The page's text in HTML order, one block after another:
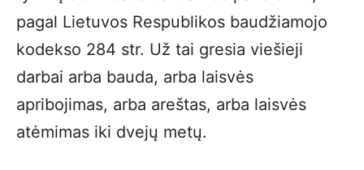
pagal Lietuvos Respublikos baudžiamojo
kodekso 284 str. Už tai gresia viešieji
darbai arba bauda, arba laisvės
apribojimas, arba areštas, arba laisvės
atėmimas iki dvejų metų.